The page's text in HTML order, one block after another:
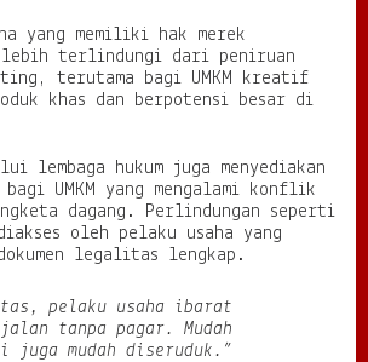
yang memiliki hak merek
terlindungi dari peniruan
terutama bagi UMKM kreatif
khas dan berpotensi besar di
lembaga hukum juga menyediakan
UMKM yang mengalami konflik
dagang. Perlindungan seperti
oleh pelaku usaha yang
legalitas lengkap.
pelaku usaha ibarat
tanpa pagar. Mudah
mudah diseruduk.”